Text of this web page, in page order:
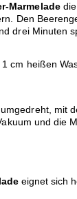
Marmelade
Den
drei Minuten
cm heißen
mit
und die
eignet sich